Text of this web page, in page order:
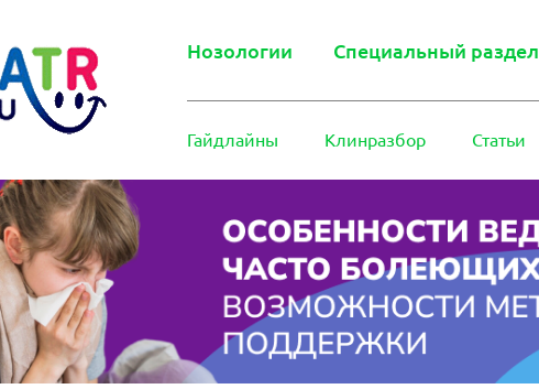
Нозологии Специальный раздел
Гайдлайны Клинразбор Статьи